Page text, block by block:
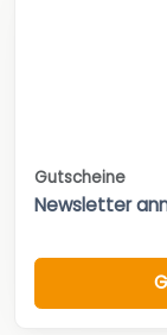
Gutscheine
Newsletter